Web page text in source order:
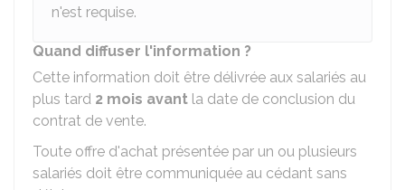
n'est requise.
Quand diffuser l'information ?
Cette information doit être délivrée aux salariés au
plus tard 2 mois avant la date de conclusion du
contrat de vente.
Toute offre d'achat présentée par un ou plusieurs
salariés doit être communiquée au cédant sans